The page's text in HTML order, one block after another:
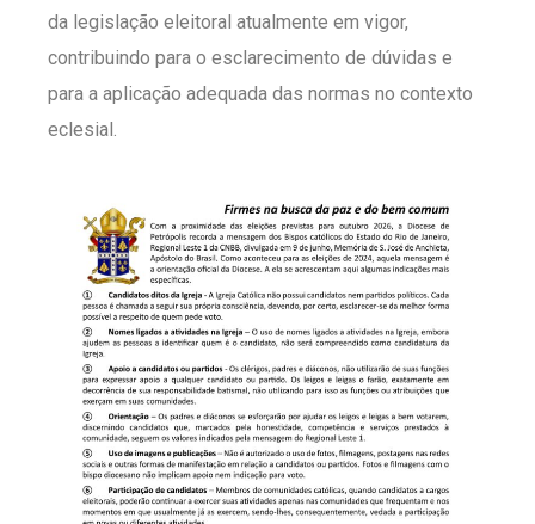
da legislação eleitoral atualmente em vigor,
contribuindo para o esclarecimento de dúvidas e
para a aplicação adequada das normas no contexto
eclesial.